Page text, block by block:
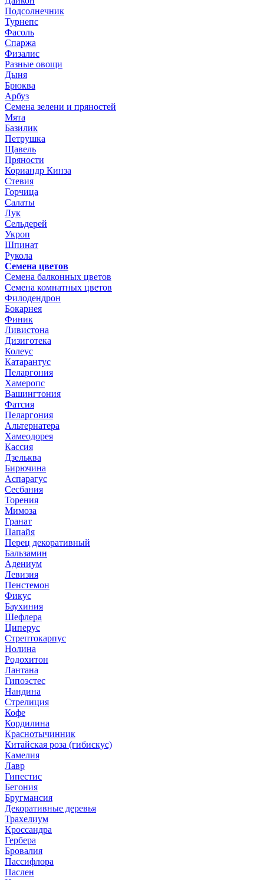
Подсолнечник
Турнепс
Фасоль
Спаржа
Физалис
Разные овощи
Дыня
Брюква
Арбуз
Семена зелени и пряностей
Мята
Базилик
Петрушка
Щавель
Пряности
Кориандр Кинза
Стевия
Горчица
Салаты
Лук
Сельдерей
Укроп
Шпинат
Рукола
Семена цветов
Семена балконных цветов
Семена комнатных цветов
Филодендрон
Бокарнея
Финик
Ливистона
Дизиготека
Колеус
Катарантус
Пеларгония
Хамеропс
Вашингтония
Фатсия
Пеларгония
Альтернатера
Хамеодорея
Кассия
Дзельква
Бирючина
Аспарагус
Сесбания
Торения
Мимоза
Гранат
Папайя
Перец декоративный
Бальзамин
Адениум
Левизия
Пенстемон
Фикус
Баухиния
Шефлера
Циперус
Стрептокарпус
Нолина
Родохитон
Лантана
Гипоэстес
Нандина
Стрелиция
Кофе
Кордилина
Краснотычинник
Китайская роза (гибискус)
Камелия
Лавр
Гипестис
Бегония
Бругмансия
Декоративные деревья
Трахелиум
Кроссандра
Гербера
Бровалия
Пассифлора
Паслен